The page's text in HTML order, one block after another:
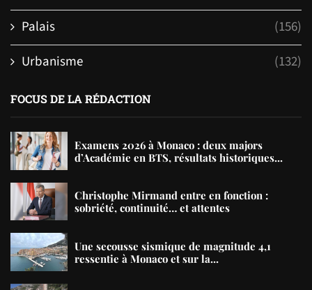
Palais
(156)
Urbanisme
(132)
FOCUS DE LA RÉDACTION
Examens 2026 à Monaco : deux majors
d’Académie en BTS, résultats historiques...
Christophe Mirmand entre en fonction :
sobriété, continuité… et attentes
Une secousse sismique de magnitude 4,1
ressentie à Monaco et sur la...